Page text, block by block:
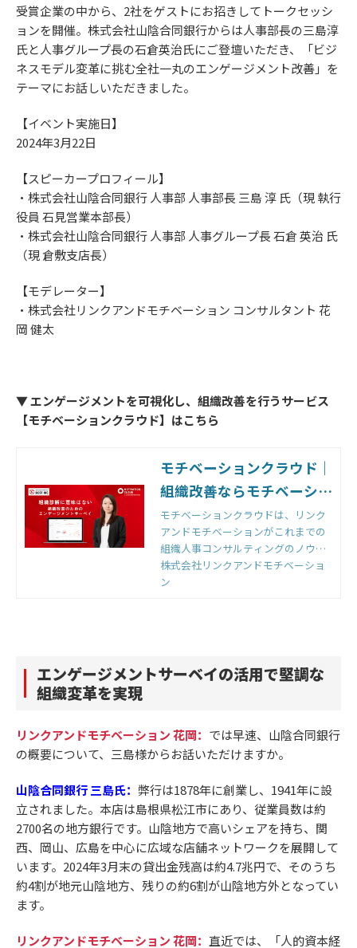
受賞企業の中から、2社をゲストにお招きしてトークセッシ
ョンを開催。株式会社山陰合同銀行からは人事部長の三島淳
氏と人事グループ長の石倉英治氏にご登壇いただき、「ビジ
ネスモデル変革に挑む全社一丸のエンゲージメント改善」を
テーマにお話しいただきました。
【イベント実施日】
2024年3月22日
【スピーカープロフィール】
・株式会社山陰合同銀行 人事部 人事部長 三島 淳 氏（現 執行
役員 石見営業本部長）
・株式会社山陰合同銀行 人事部 人事グループ長 石倉 英治 氏
（現 倉敷支店長）
【モデレーター】
・株式会社リンクアンドモチベーション コンサルタント 花
岡 健太
▼ エンゲージメントを可視化し、組織改善を行うサービス
【モチベーションクラウド】はこちら
モチベーションクラウド｜
組織改善ならモチベーショ
ンクラウド
モチベーションクラウドは、リンク
アンドモチベーションがこれまでの
組織人事コンサルティングのノウハ
ウをもとに開発した国内初の組織改
善クラウドです。組織のモノサシ
株式会社リンクアンドモチベーショ
ン
エンゲージメントサーベイの活用で堅調な
組織変革を実現
リンクアンドモチベーション 花岡： では早速、山陰合同銀行
の概要について、三島様からお話いただけますか。
山陰合同銀行 三島氏： 弊行は1878年に創業し、1941年に設
立されました。本店は島根県松江市にあり、従業員数は約
2700名の地方銀行です。山陰地方で高いシェアを持ち、関
西、岡山、広島を中心に広域な店舗ネットワークを展開して
います。2024年3月末の貸出金残高は約4.7兆円で、そのうち
約4割が地元山陰地方、残りの約6割が山陰地方外となってい
ます。
リンクアンドモチベーション 花岡： 直近では、「人的資本経